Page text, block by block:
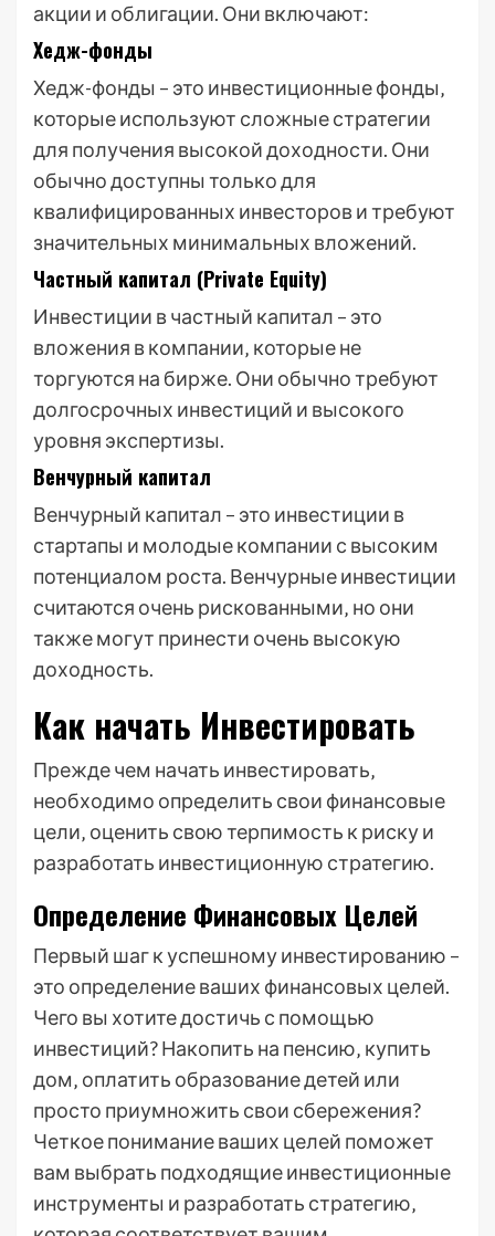
акции и облигации. Они включают:
Хедж-фонды
Хедж-фонды – это инвестиционные фонды‚
которые используют сложные стратегии
для получения высокой доходности. Они
обычно доступны только для
квалифицированных инвесторов и требуют
значительных минимальных вложений.
Частный капитал (Private Equity)
Инвестиции в частный капитал – это
вложения в компании‚ которые не
торгуются на бирже. Они обычно требуют
долгосрочных инвестиций и высокого
уровня экспертизы.
Венчурный капитал
Венчурный капитал – это инвестиции в
стартапы и молодые компании с высоким
потенциалом роста. Венчурные инвестиции
считаются очень рискованными‚ но они
также могут принести очень высокую
доходность.
Как начать Инвестировать
Прежде чем начать инвестировать‚
необходимо определить свои финансовые
цели‚ оценить свою терпимость к риску и
разработать инвестиционную стратегию.
Определение Финансовых Целей
Первый шаг к успешному инвестированию –
это определение ваших финансовых целей.
Чего вы хотите достичь с помощью
инвестиций? Накопить на пенсию‚ купить
дом‚ оплатить образование детей или
просто приумножить свои сбережения?
Четкое понимание ваших целей поможет
вам выбрать подходящие инвестиционные
инструменты и разработать стратегию‚